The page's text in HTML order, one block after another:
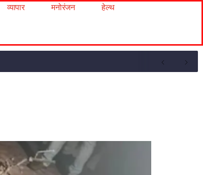
व्यापार मनोरंजन
हेल्थ